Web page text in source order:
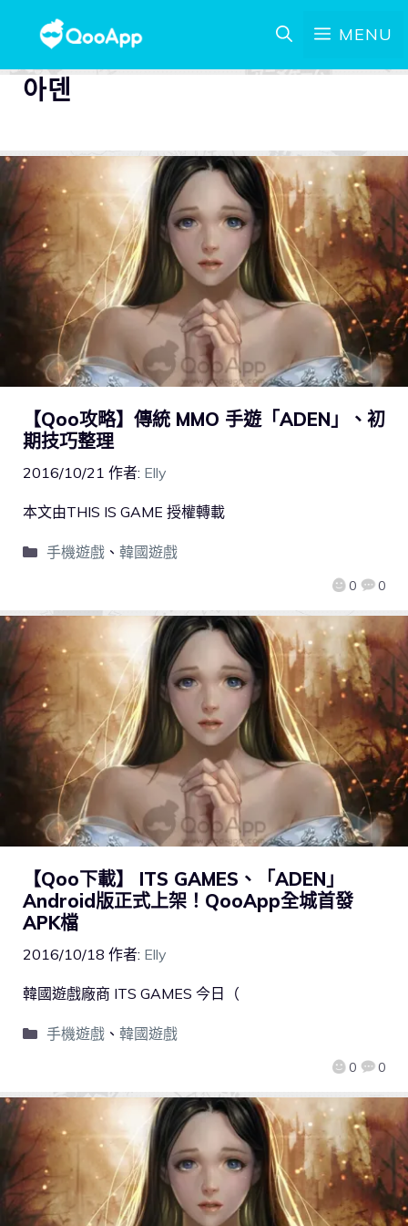
MENU
아덴
【Qoo攻略】傳統 MMO 手遊「ADEN」、初
期技巧整理
2016/10/21 作者: Elly
0 0
本文由THIS IS GAME 授權轉載
手機遊戲、 韓國遊戲
【Qoo下載】 ITS GAMES、「ADEN」
Android版正式上架！QooApp全城首發
APK檔
2016/10/18 作者: Elly
0 0
韓國遊戲廠商 ITS GAMES 今日（
手機遊戲、 韓國遊戲